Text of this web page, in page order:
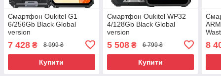
Смартфон Oukitel G1
6/256Gb Black Global
version
7 428 ₴ 8 999 ₴
Купити
Смартфон Oukitel WP32
4/128Gb Black Global
version
5 508₴ 6 799 ₴
Купити
8